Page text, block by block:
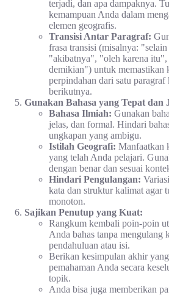
terjadi, dan apa dampaknya.
kemampuan Anda dalam
elemen geografis.
Transisi Antar Paragraf:
frasa transisi (misalnya:
"akibatnya", "oleh karena itu",
demikian") untuk memastikan
perpindahan dari satu paragraf
berikutnya.
Gunakan Bahasa yang Tepat dan
Bahasa Ilmiah: Gunakan
jelas, dan formal. Hindari
ungkapan yang ambigu.
Istilah Geografi: Manfaatkan
yang telah Anda pelajari.
dengan benar dan sesuai
Hindari Pengulangan:
kata dan struktur kalimat agar
monoton.
Sajikan Penutup yang Kuat:
Rangkum kembali poin-poin
Anda bahas tanpa mengulang
pendahuluan atau isi.
Berikan kesimpulan akhir
pemahaman Anda secara
topik.
Anda bisa juga memberikan